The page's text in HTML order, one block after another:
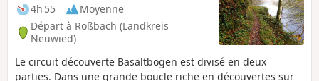
4h 55
Moyenne
Départ à Roßbach (Landkreis
Neuwied)
Le circuit découverte Basaltbogen est divisé en deux
parties. Dans une grande boucle riche en découvertes sur